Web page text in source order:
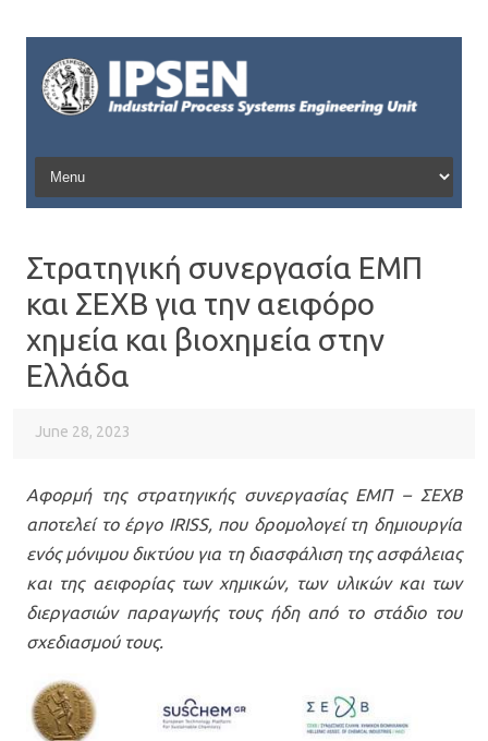
Skip to content
Στρατηγική συνεργασία ΕΜΠ
και ΣΕΧΒ για την αειφόρο
χημεία και βιοχημεία στην
Ελλάδα
June 28, 2023
Αφορμή της στρατηγικής συνεργασίας ΕΜΠ – ΣΕΧΒ
αποτελεί το έργο IRISS, που δρομολογεί τη δημιουργία
ενός μόνιμου δικτύου για τη διασφάλιση της ασφάλειας
και της αειφορίας των χημικών, των υλικών και των
διεργασιών παραγωγής τους ήδη από το στάδιο του
σχεδιασμού τους.